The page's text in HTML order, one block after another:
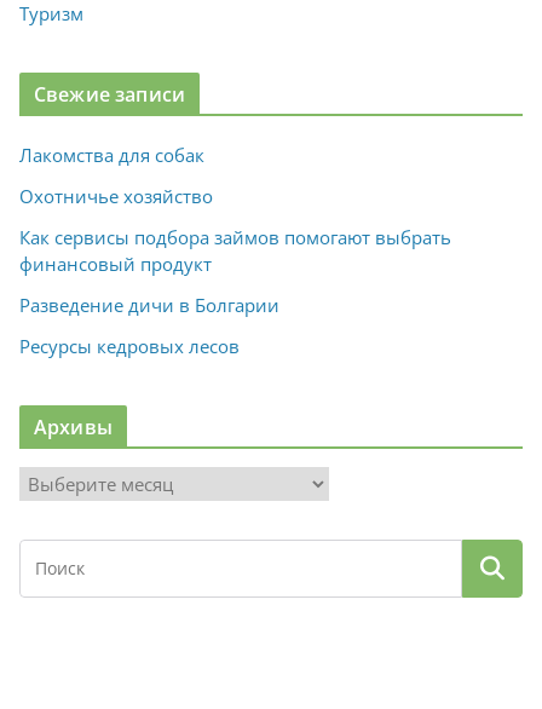
Туризм
Свежие записи
Лакомства для собак
Охотничье хозяйство
Как сервисы подбора займов помогают выбрать
финансовый продукт
Разведение дичи в Болгарии
Ресурсы кедровых лесов
Архивы
х
в